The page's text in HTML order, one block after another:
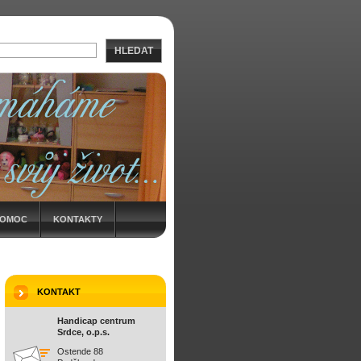
KONTAKTY
KONTAKT
Handicap centrum
Srdce, o.p.s.
Ostende 88
HLEDAT